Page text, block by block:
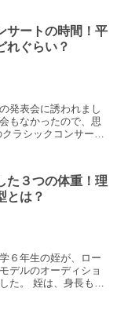
サートの時間！平
れぐらい？
発表会に誘われまし
もなかったので、思
ラシックコンサー
た３つの体重！理
とは？
６年生の姪が、ロー
デルのオーディショ
た。 姪は、身長も体